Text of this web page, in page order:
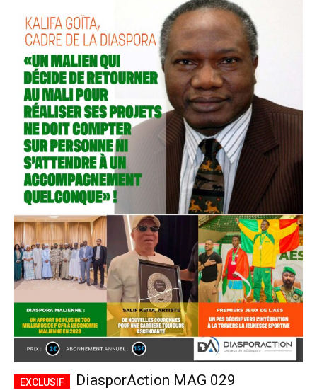
DiasporAction MAG 029